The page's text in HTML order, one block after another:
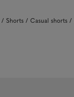
Shorts Casual shorts